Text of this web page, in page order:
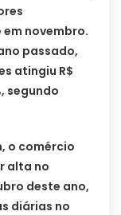
novembro.
passado,
atingiu R$
segundo
o comércio
alta no
deste ano,
diárias no